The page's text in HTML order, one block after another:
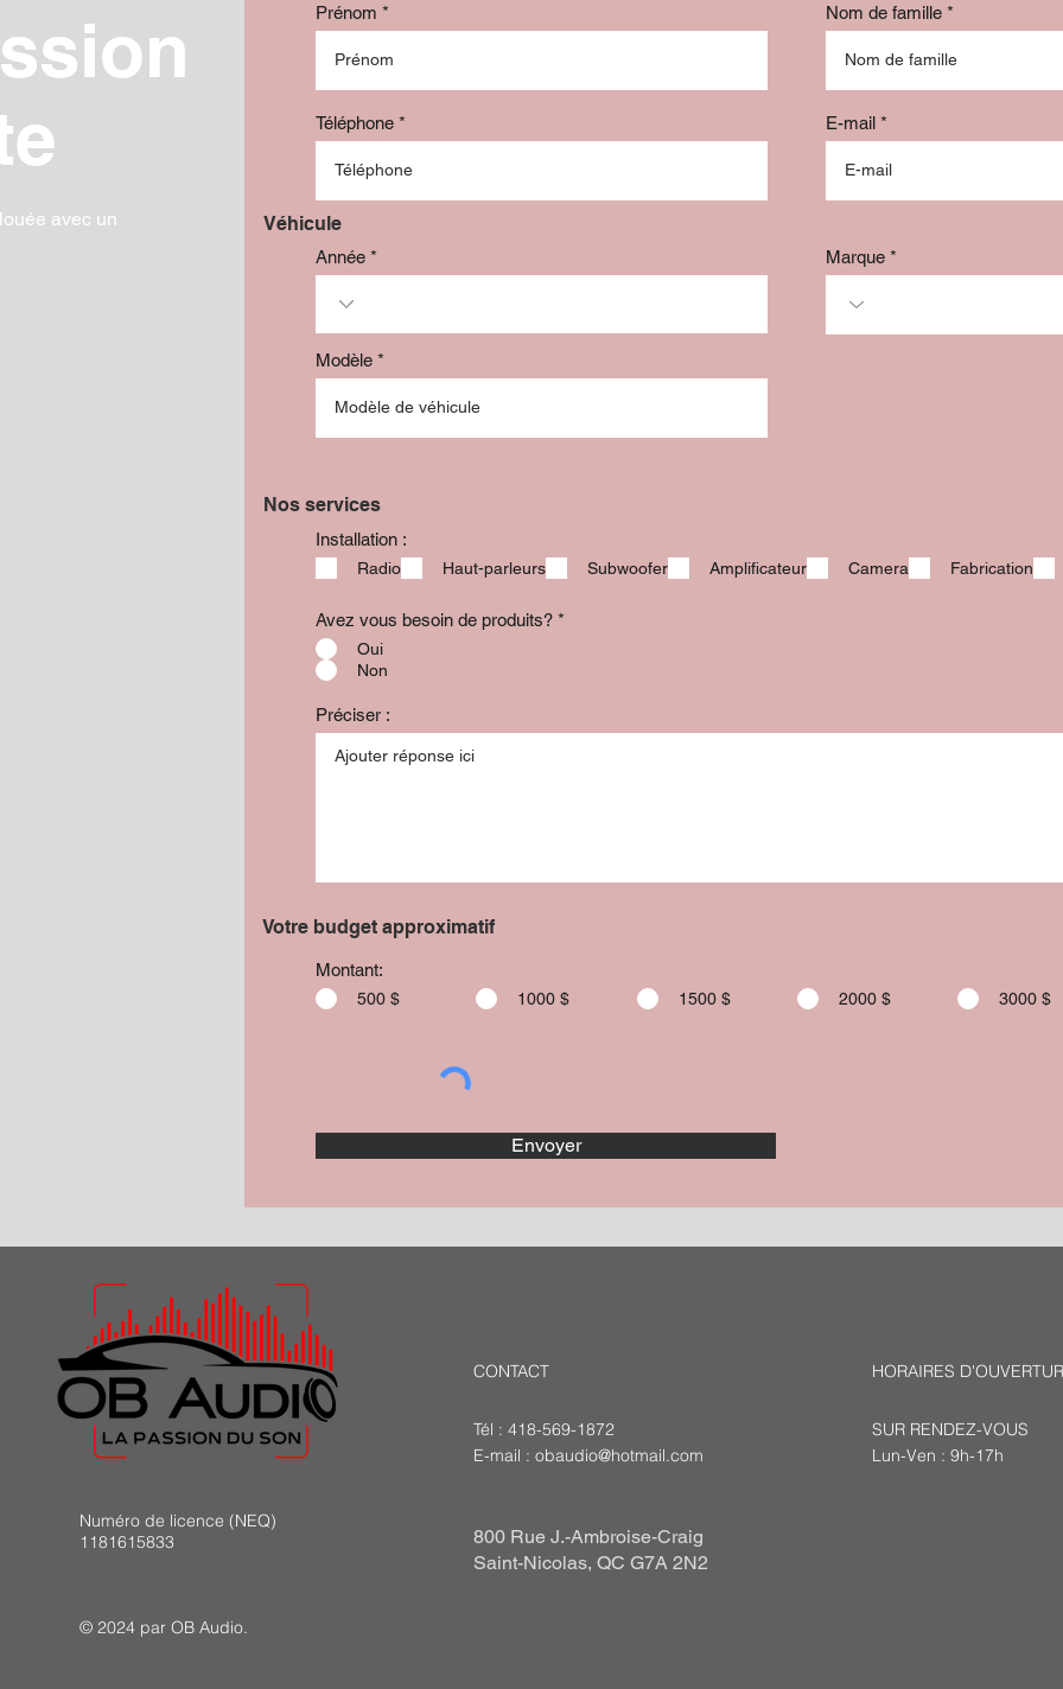
avec un
Prénom
Téléphone
Nom de famille
E-mail
Véhicule
Année Marque
Modèle
Nos services
Installation :
Radio Haut-parleurs Subwoofer Amplificateur Camera Fabrication
Avez vous besoin de produits? *
Oui
Non
Préciser :
Votre budget approximatif
Montant:
500 $ 1000 $ 1500 $ 2000 $ 3000 $
Envoyer
Numéro de licence (NEQ)
1181615833
© 2024 par OB Audio.
CONTACT
Tél : 418-569-1872
E-mail : obaudio@hotmail.com
800 Rue J.-Ambroise-Craig
Saint-Nicolas, QC G7A 2N2
HORAIRES
SUR RENDEZ-VOUS
Lun-Ven : 9h-17h